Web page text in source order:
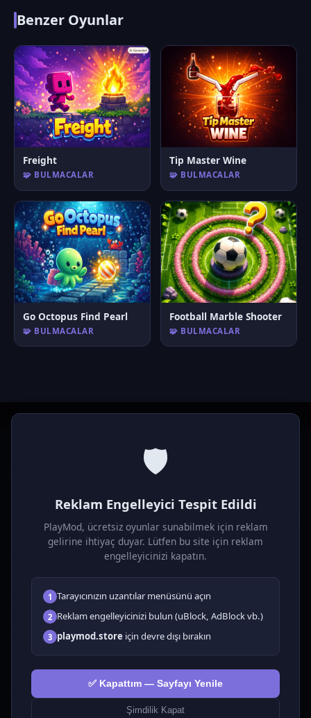
Benzer Oyunlar
Freight
🧩 BULMACALAR
Tip Master Wine
🧩 BULMACALAR
Go Octopus Find Pearl
🧩 BULMACALAR
Football Marble Shooter
🧩 BULMACALAR
🛡️
Reklam Engelleyici Tespit Edildi
PlayMod, ücretsiz oyunlar sunabilmek için reklam
gelirine ihtiyaç duyar. Lütfen bu site için reklam
engelleyicinizi kapatın.
1 Tarayıcınızın uzantılar menüsünü açın
2 Reklam engelleyicinizi bulun (uBlock, AdBlock vb.)
3 playmod.store için devre dışı bırakın
✅ Kapattım — Sayfayı Yenile
Şimdilik Kapat
Ücretsiz online HTML5 oyunlar! Aksiyon, bulmaca, spor ve
Tüm Oyunlar
🗺️ Macera
🧩 Bulmacalar
🎮 Tıklayıcı
💅 Kızlar
🕹️ Arcade
🎮 Hypercasual